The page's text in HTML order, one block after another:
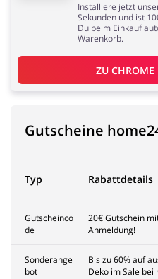
Installiere jetzt
Sekunden und ist
Du beim Einkauf
Warenkorb.
ZU CHROME
Gutscheine
Typ Rabattdetails
Gutscheinco
de
20€ Gutschein
Anmeldung!
Sonderange
bot
Bis zu 60% auf
Deko im Sale bei